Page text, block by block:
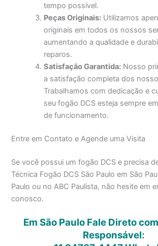
tempo possível.
Peças Originais: Utilizamos
originais em todos os nossos
aumentando a qualidade e
reparos.
Satisfação Garantida: Nosso
a satisfação completa dos
Trabalhamos com dedicação e
seu fogão DCS esteja sempre
de funcionamento.
Entre em Contato e Agende uma Visita
Se você possui um fogão DCS e precisa
Técnica Fogão DCS São Paulo em São
Paulo ou no ABC Paulista, não hesite em
conosco.
Em São Paulo Fale Direto
Responsável: